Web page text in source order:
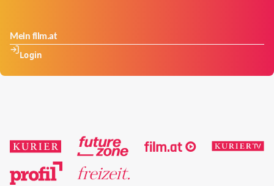
Mein film.at
Login